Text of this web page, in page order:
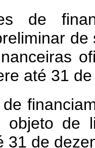
de
até 31
objeto de
31 de